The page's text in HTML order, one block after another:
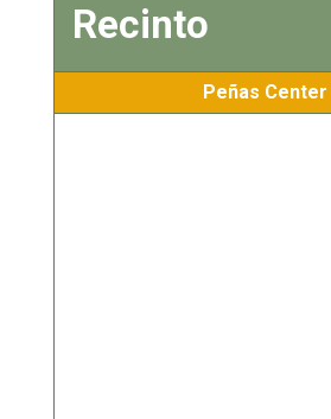
Recinto
Peñas Center